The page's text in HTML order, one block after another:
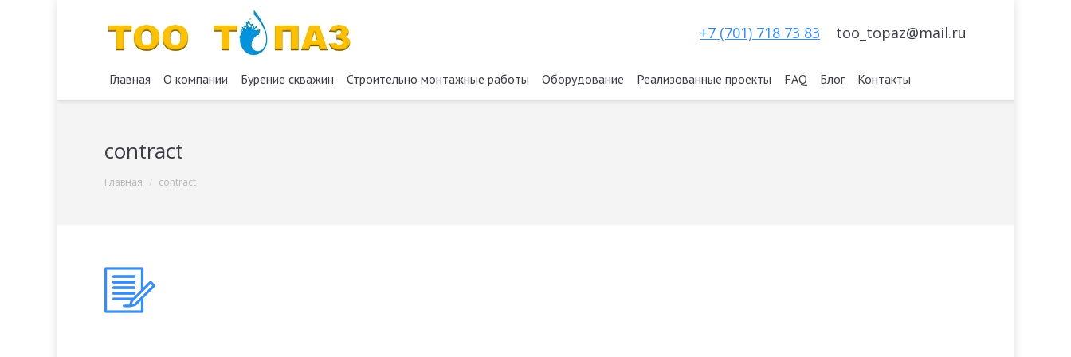
+7 (701) 718 73 83 too_topaz@mail.ru
Главная О компании Бурение скважин Строительно монтажные работы Оборудование Реализованные проекты FAQ Блог Контакты
contract
You are here:
Главная contract